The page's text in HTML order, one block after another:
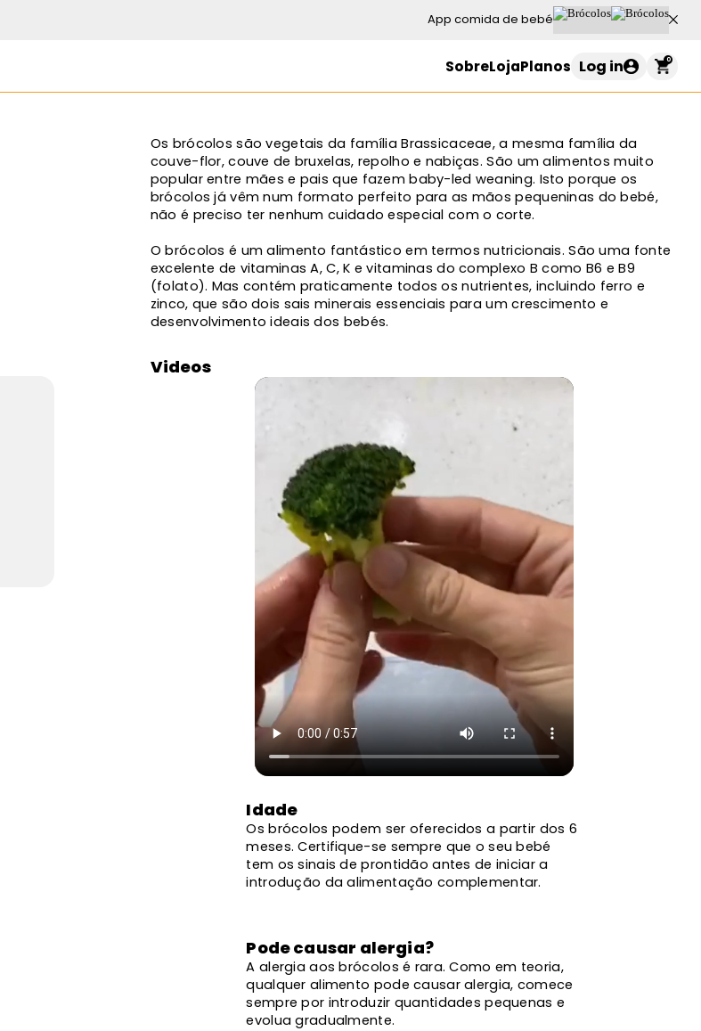
App comida de bebé
SobreLojaPlanos Log in 0
o seu carrinho está vazio
Continuar a comprar
Os brócolos são vegetais da família Brassicaceae, a mesma família da
couve-flor, couve de bruxelas, repolho e nabiças. São um alimentos muito
popular entre mães e pais que fazem baby-led weaning. Isto porque os
brócolos já vêm num formato perfeito para as mãos pequeninas do bebé,
não é preciso ter nenhum cuidado especial com o corte.
O brócolos é um alimento fantástico em termos nutricionais. São uma fonte
excelente de vitaminas A, C, K e vitaminas do complexo B como B6 e B9
(folato). Mas contém praticamente todos os nutrientes, incluindo ferro e
zinco, que são dois sais minerais essenciais para um crescimento e
desenvolvimento ideais dos bebés.
Videos
Idade
Os brócolos podem ser oferecidos a partir dos 6
meses. Certifique-se sempre que o seu bebé
tem os sinais de prontidão antes de iniciar a
introdução da alimentação complementar.
Pode causar alergia?
A alergia aos brócolos é rara. Como em teoria,
qualquer alimento pode causar alergia, comece
sempre por introduzir quantidades pequenas e
evolua gradualmente.